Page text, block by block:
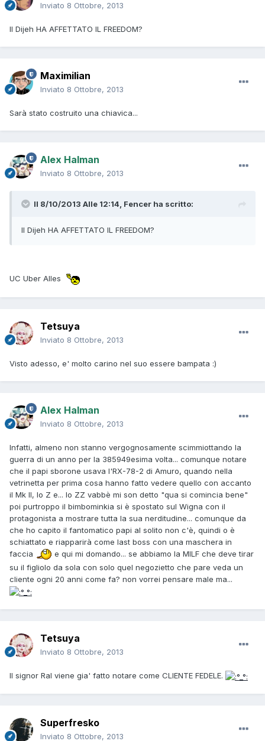
Inviato 8 Ottobre, 2013
Il Dijeh HA AFFETTATO IL FREEDOM?
Maximilian
Inviato 8 Ottobre, 2013
Sarà stato costruito una chiavica...
Alex Halman
Inviato 8 Ottobre, 2013
Il 8/10/2013 Alle 12:14, Fencer ha scritto:
Il Dijeh HA AFFETTATO IL FREEDOM?
UC Uber Alles
Tetsuya
Inviato 8 Ottobre, 2013
Visto adesso, e' molto carino nel suo essere bampata :)
Alex Halman
Inviato 8 Ottobre, 2013
Infatti, almeno non stanno vergognosamente scimmiottando la
guerra di un anno per la 385949esima volta... comunque notare
che il papi sborone usava l'RX-78-2 di Amuro, quando nella
vetrinetta per prima cosa hanno fatto vedere quello con accanto
il Mk II, lo Z e... lo ZZ vabbè mi son detto "qua si comincia bene"
poi purtroppo il bimbominkia si è spostato sul Wigna con il
protagonista a mostrare tutta la sua nerditudine... comunque da
che ho capito il fantomatico papi al solito non c'è, quindi o è
schiattato e riapparirà come last boss con una maschera in
faccia
e qui mi domando... se abbiamo la MILF che deve tirar
su il figliolo da sola con solo quel negozietto che pare veda un
cliente ogni 20 anni come fa? non vorrei pensare male ma...
Tetsuya
Inviato 8 Ottobre, 2013
Il signor Ral viene gia' fatto notare come CLIENTE FEDELE.
Superfresko
Inviato 8 Ottobre, 2013